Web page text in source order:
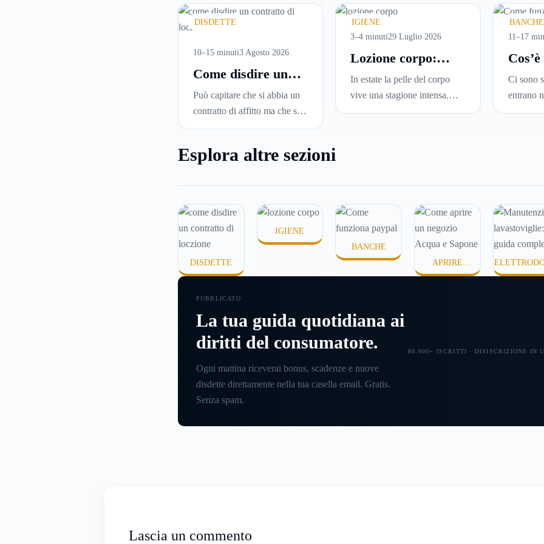
DISDETTE
10–15 minuti3 Agosto 2026
Come disdire un
contratto di
locazione in modo
corretto ed efficace
Può capitare che si abbia un
contratto di affitto ma che si
voglia trasferirsi in una nuova
pagare il canone, per cui si
chiedersi se è possibile
prima che scada. In
inviare la disdetta per un
IGIENE
3–4 minuti29 Luglio 2026
Lozione corpo:
perché è la scelta
ideale per idratare
la pelle in estate
In estate la pelle del corpo
vive una stagione intensa.
Sole, sudore, mare, piscina,
proprio nei mesi caldi, molte
temono texture pesanti,
appiccicose o difficili da
BANCHE
11–17
come
guida
Ci sono
entrano
talmente
amico.
davvero)
Esplora altre sezioni
DISDETTE
IGIENE
BANCHE
APRIRE
UN'ATTIVITÀ
STICI
PUBBLICATO
La tua guida quotidiana ai
diritti del consumatore.
Ogni mattina riceverai bonus, scadenze e nuove
disdette direttamente nella tua casella email. Gratis.
Senza spam.
80.000+ ISCRITTI · DISISCRIZIONE IN
Lascia un commento